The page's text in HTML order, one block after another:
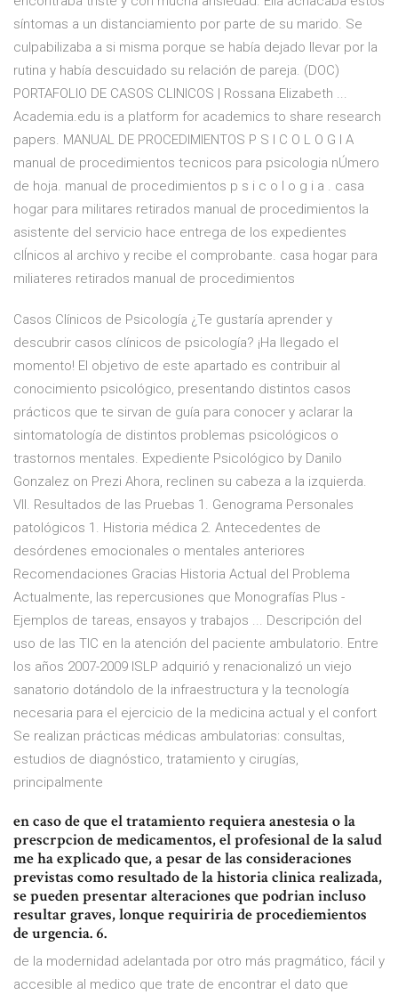
síntomas a un distanciamiento por parte de su marido. Se
culpabilizaba a si misma porque se había dejado llevar por la
rutina y había descuidado su relación de pareja. (DOC)
PORTAFOLIO DE CASOS CLINICOS | Rossana Elizabeth ...
Academia.edu is a platform for academics to share research
papers. MANUAL DE PROCEDIMIENTOS P S I C O L O G I A
manual de procedimientos tecnicos para psicologia nÚmero
de hoja. manual de procedimientos p s i c o l o g i a . casa
hogar para militares retirados manual de procedimientos la
asistente del servicio hace entrega de los expedientes
clÍnicos al archivo y recibe el comprobante. casa hogar para
miliateres retirados manual de procedimientos
Casos Clínicos de Psicología ¿Te gustaría aprender y
descubrir casos clínicos de psicología? ¡Ha llegado el
momento! El objetivo de este apartado es contribuir al
conocimiento psicológico, presentando distintos casos
prácticos que te sirvan de guía para conocer y aclarar la
sintomatología de distintos problemas psicológicos o
trastornos mentales. Expediente Psicológico by Danilo
Gonzalez on Prezi Ahora, reclinen su cabeza a la izquierda.
VII. Resultados de las Pruebas 1. Genograma Personales
patológicos 1. Historia médica 2. Antecedentes de
desórdenes emocionales o mentales anteriores
Recomendaciones Gracias Historia Actual del Problema
Actualmente, las repercusiones que Monografías Plus -
Ejemplos de tareas, ensayos y trabajos ... Descripción del
uso de las TIC en la atención del paciente ambulatorio. Entre
los años 2007-2009 ISLP adquirió y renacionalizó un viejo
sanatorio dotándolo de la infraestructura y la tecnología
necesaria para el ejercicio de la medicina actual y el confort
Se realizan prácticas médicas ambulatorias: consultas,
estudios de diagnóstico, tratamiento y cirugías,
principalmente
en caso de que el tratamiento requiera anestesia o la
prescrpcion de medicamentos, el profesional de la salud
me ha explicado que, a pesar de las consideraciones
previstas como resultado de la historia clinica realizada,
se pueden presentar alteraciones que podrian incluso
resultar graves, lonque requiriria de procediemientos
de urgencia. 6.
de la modernidad adelantada por otro más pragmático, fácil y
accesible al medico que trate de encontrar el dato que